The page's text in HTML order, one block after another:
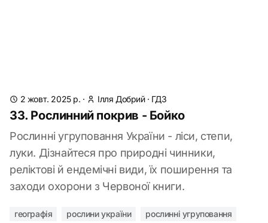
2 жовт. 2025 р. · Ілля Добрий· ГДЗ
33. Рослинний покрив - Бойко
Рослинні угруповання України - ліси, степи,
луки. Дізнайтеся про природні чинники,
реліктові й ендемічні види, їх поширення та
заходи охорони з Червоної книги.
географія рослини україни рослинні угруповання